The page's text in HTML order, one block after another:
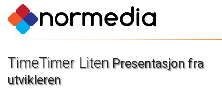
TimeTimer Liten Presentasjon fra
utvikleren